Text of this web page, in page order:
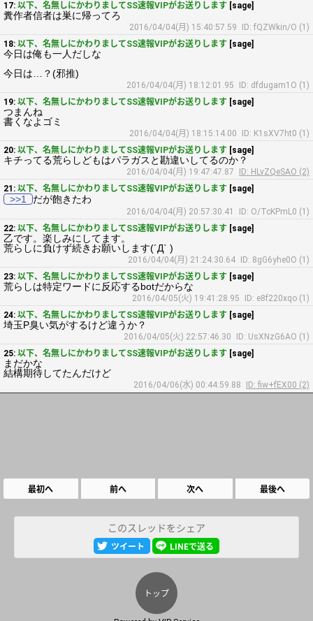
17: 以下、名無しにかわりましてSS速報VIPがお送りします [sage]
糞作者信者は巣に帰ってろ
2016/04/04(月) 15:40:57.59
ID: fQZWkin/O (1)
18: 以下、名無しにかわりましてSS速報VIPがお送りします [sage]
今日は俺も一人だしな
今日は…？(邪推)
2016/04/04(月) 18:12:01.95
ID: dfdugam1O (1)
19: 以下、名無しにかわりましてSS速報VIPがお送りします [sage]
つまんね
書くなよゴミ
2016/04/04(月) 18:15:14.00
ID: K1sXV7ht0 (1)
20: 以下、名無しにかわりましてSS速報VIPがお送りします [sage]
キチってる荒らしどもはパラガスと勘違いしてるのか？
2016/04/04(月) 19:47:47.87
ID: HLvZQeSAO (2)
21: 以下、名無しにかわりましてSS速報VIPがお送りします [sage]
>>1 だが飽きたわ
2016/04/04(月) 20:57:30.41
ID: O/TcKPmL0 (1)
22: 以下、名無しにかわりましてSS速報VIPがお送りします [sage]
乙です。楽しみにしてます。
荒らしに負けず続きお願いします(´Д` )
2016/04/04(月) 21:24:30.64
ID: 8gG6yhe0O (1)
23: 以下、名無しにかわりましてSS速報VIPがお送りします [sage]
荒らしは特定ワードに反応するbotだからな
2016/04/05(火) 19:41:28.95
ID: e8f220xqo (1)
24: 以下、名無しにかわりましてSS速報VIPがお送りします [sage]
埼玉P臭い気がするけど違うか？
2016/04/05(火) 22:57:46.30
ID: UsXNzG6AO (1)
25: 以下、名無しにかわりましてSS速報VIPがお送りします [sage]
まだかな
結構期待してたんだけど
2016/04/06(水) 00:44:59.88 ID: fiw+fEX00 (2)
最初へ 前へ 次へ 最後へ
このスレッドをシェア
ツイート LINEで送る
トップ